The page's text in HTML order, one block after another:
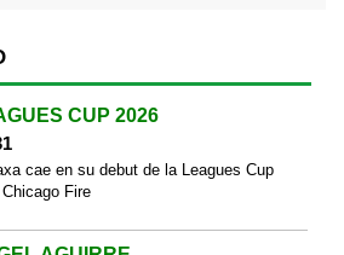
CUP 2026
cae en su debut de la Leagues Cup
Fire